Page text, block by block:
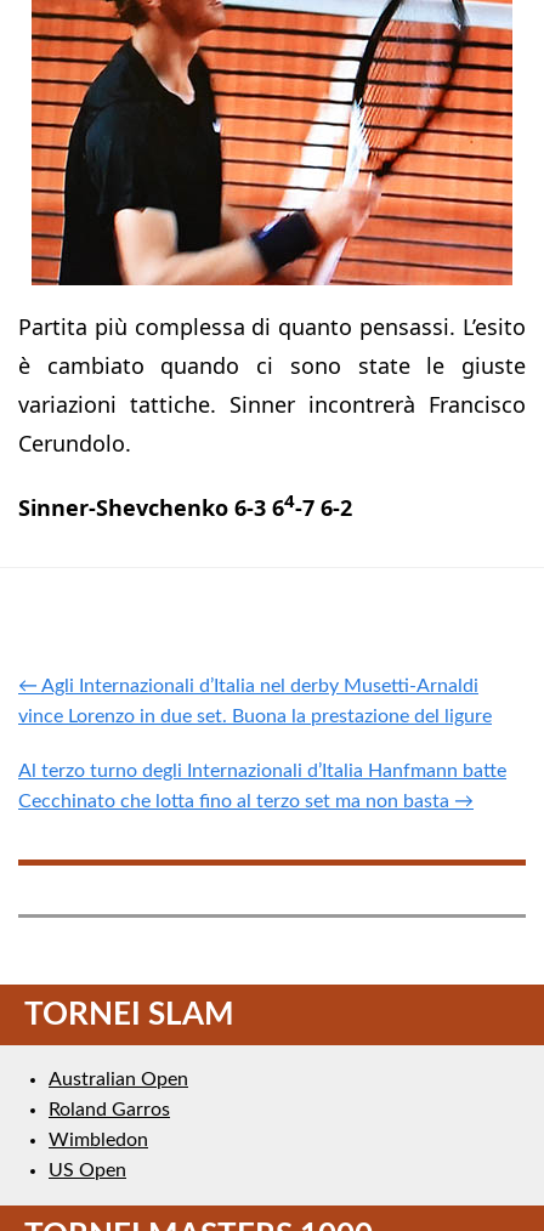
Partita più complessa di quanto pensassi. L’esito
è cambiato quando ci sono state le giuste
variazioni tattiche. Sinner incontrerà Francisco
Cerundolo.
Sinner-Shevchenko 6-3 64-7 6-2
← Agli Internazionali d’Italia nel derby Musetti-Arnaldi
vince Lorenzo in due set. Buona la prestazione del ligure
Al terzo turno degli Internazionali d’Italia Hanfmann batte
Cecchinato che lotta fino al terzo set ma non basta →
TORNEI SLAM
Australian Open
Roland Garros
Wimbledon
US Open